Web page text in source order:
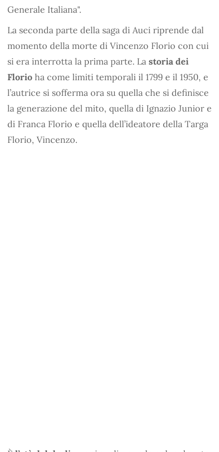
Generale Italiana".
La seconda parte della saga di Auci riprende dal
momento della morte di Vincenzo Florio con cui
si era interrotta la prima parte. La storia dei
Florio ha come limiti temporali il 1799 e il 1950, e
l’autrice si sofferma ora su quella che si definisce
la generazione del mito, quella di Ignazio Junior e
di Franca Florio e quella dell’ideatore della Targa
Florio, Vincenzo.